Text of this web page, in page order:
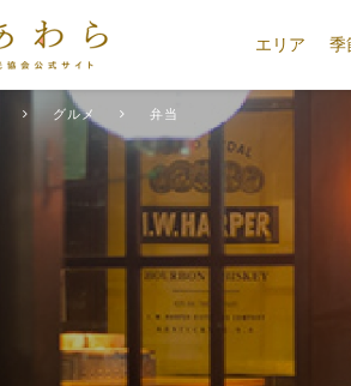
エリア 季
グルメ 弁当